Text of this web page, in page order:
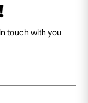
touch with you